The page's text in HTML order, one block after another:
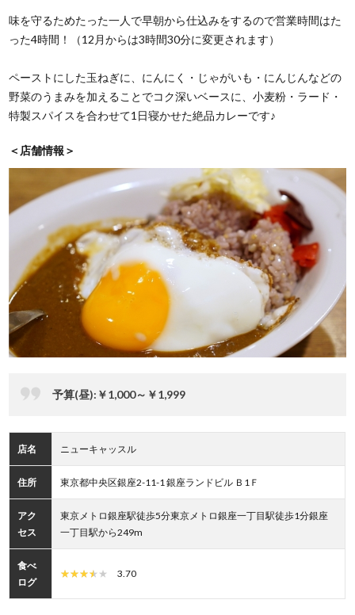
味を守るためたった一人で早朝から仕込みをするので営業時間はた
った4時間！（12月からは3時間30分に変更されます）
ペーストにした玉ねぎに、にんにく・じゃがいも・にんじんなどの
野菜のうまみを加えることでコク深いベースに、小麦粉・ラード・
特製スパイスを合わせて1日寝かせた絶品カレーです♪
＜店舗情報＞
予算(昼):￥1,000～￥1,999
店名 ニューキャッスル
住所 東京都中央区銀座2-11-1 銀座ランドビル Ｂ1Ｆ
アク
セス
東京メトロ銀座駅徒歩5分東京メトロ銀座一丁目駅徒歩1分銀座
一丁目駅から249m
食べ
ログ
3.70